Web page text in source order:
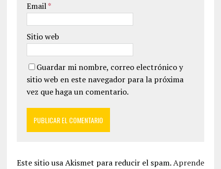
Email*
Sitio web
Guardar mi nombre, correo electrónico y
sitio web en este navegador para la próxima
vez que haga un comentario.
Este sitio usa Akismet para reducir el spam.Aprende